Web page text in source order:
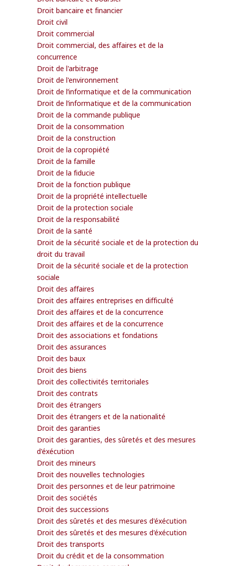
Droit bancaire et financier
Droit civil
Droit commercial
Droit commercial, des affaires et de la
concurrence
Droit de l'arbitrage
Droit de l'environnement
Droit de l’informatique et de la communication
Droit de l’informatique et de la communication
Droit de la commande publique
Droit de la consommation
Droit de la construction
Droit de la copropiété
Droit de la famille
Droit de la fiducie
Droit de la fonction publique
Droit de la propriété intellectuelle
Droit de la protection sociale
Droit de la responsabilité
Droit de la santé
Droit de la sécurité sociale et de la protection du
droit du travail
Droit de la sécurité sociale et de la protection
sociale
Droit des affaires
Droit des affaires entreprises en difficulté
Droit des affaires et de la concurrence
Droit des affaires et de la concurrence
Droit des associations et fondations
Droit des assurances
Droit des baux
Droit des biens
Droit des collectivités territoriales
Droit des contrats
Droit des étrangers
Droit des étrangers et de la nationalité
Droit des garanties
Droit des garanties, des sûretés et des mesures
d'éxécution
Droit des mineurs
Droit des nouvelles technologies
Droit des personnes et de leur patrimoine
Droit des sociétés
Droit des successions
Droit des sûretés et des mesures d'éxécution
Droit des sûretés et des mesures d'éxécution
Droit des transports
Droit du crédit et de la consommation